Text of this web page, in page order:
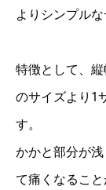
よりシンプル
特徴として、
のサイズより1
す。
かかと部分が
て痛くなるこ